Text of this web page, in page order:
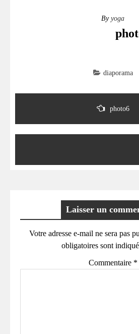
By yoga
diaporama
Navigation
l’article
photo6
Laisser un
Votre adresse e-mail ne sera pas
obligatoires sont
Commentaire *